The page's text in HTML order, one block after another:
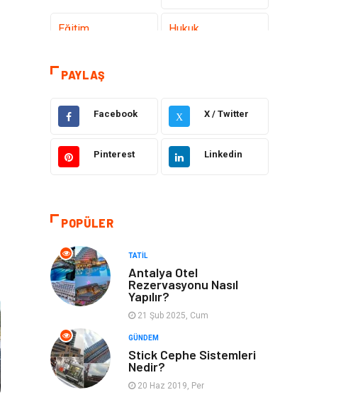
Eğitim Hukuk
Otomotiv
Dekorasyon Güzellik Bakım
Giyim Sağlıklı Yaşam
Tatil
Emlak
Gayrimenkul Moda
Finans Ekonomi
Bilgisayar &
Yazılım
PAYLAŞ
Facebook X X / Twitter
Pinterest Linkedin
POPÜLER
TATIL
Antalya Otel
Rezervasyonu Nasıl
Yapılır?
21 Şub 2025, Cum
GÜNDEM
Stick Cephe Sistemleri
Nedir?
20 Haz 2019, Per